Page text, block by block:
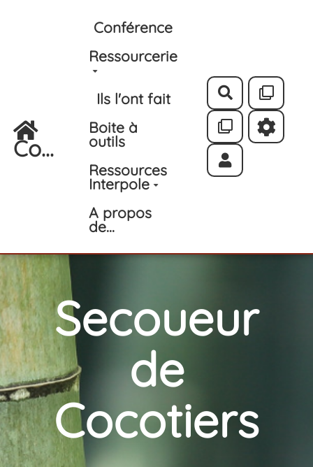
Aller au contenu principal
Co...
Conférence
Ressourcerie
Ils l'ont fait
Boite à
outils
Ressources
Interpole
A propos
de...
Rechercher
Secoueur
de
Cocotiers